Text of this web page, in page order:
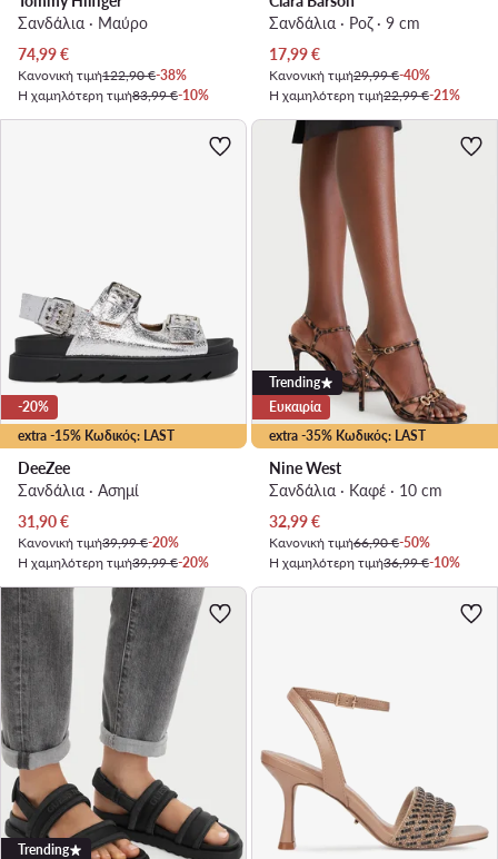
Σανδάλια · Μαύρο
Τρέχουσα τιμή
74,99€
Κανονική τιμή122,90 €-38%
Η χαμηλότερη τιμή83,99 €-10%
Σανδάλια · Ροζ · 9 cm
Τρέχουσα τιμή
17,99€
Κανονική τιμή29,99 €-40%
Η χαμηλότερη τιμή22,99 €-21%
extra -15% Κωδικός: LAST
-20%
DeeZee
Σανδάλια · Ασημί
Τρέχουσα τιμή
31,90€
Κανονική τιμή39,99 €-20%
Η χαμηλότερη τιμή39,99 €-20%
extra -35% Κωδικός: LAST
Trending
Ευκαιρία
Nine West
Σανδάλια · Καφέ · 10 cm
Τρέχουσα τιμή
32,99€
Κανονική τιμή66,90 €-50%
Η χαμηλότερη τιμή36,99 €-10%
Trending